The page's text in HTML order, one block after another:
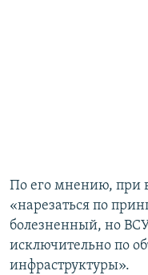
По его мнению, при
«нарезаться по
болезненный, но
исключительно по
инфраструктуры».